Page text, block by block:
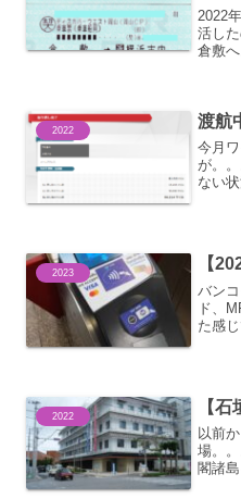
2022
活し
倉敷
で発
2022 渡航
今月
が。
ない
か。
2023 【
バン
ド、
た感
かり
2022 【
以前
場。
閣諸